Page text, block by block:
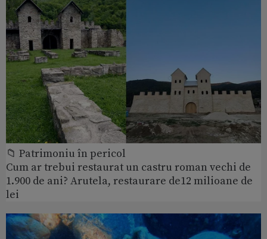
📁 Patrimoniu în pericol
Cum ar trebui restaurat un castru roman vechi de
1.900 de ani? Arutela, restaurare de12 milioane de
lei